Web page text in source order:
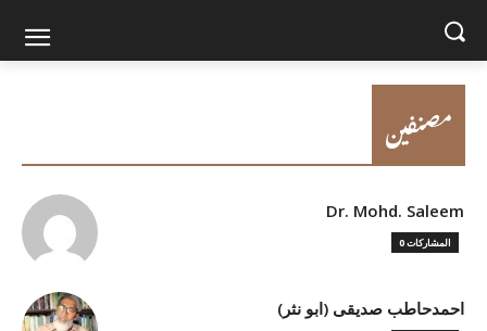
مصنفین
Dr. Mohd. Saleem
0 المشاركات
احمدحاطب صدیقی (ابو نثر)